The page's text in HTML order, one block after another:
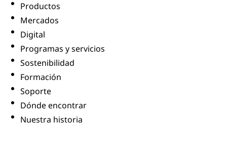
Productos
Mercados
Digital
Programas y servicios
Sostenibilidad
Formación
Soporte
Dónde encontrar
Nuestra historia